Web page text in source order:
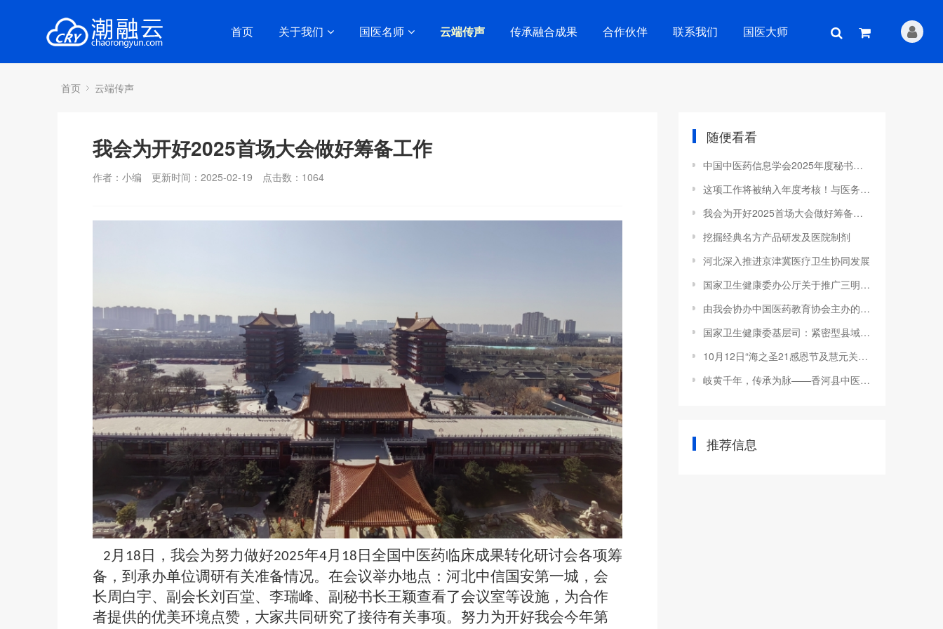
首页 关于我们 国医名师 云端传声 传承融合成果 合作伙伴 联系我们 国医大师
首页 云端传声
我会为开好2025首场大会做好筹备工作
作者：小编 更新时间：2025-02-19 点击数： 1064
2月 18 日，我会为努力做好2025年4月 18 日全国中医药临床成果转化研讨会各项筹
备，到承办单位调研有关准备情况。在会议举办地点：河北中信国安第一城，会
长周白宇、副会长刘百堂、李瑞峰、副秘书长王颖查看了会议室等设施，为合作
者提供的优美环境点赞，大家共同研究了接待有关事项。努力为开好我会今年第
随便看看
中国中医药信息学会2025年度秘书长工作会议在津成功举行
这项工作将被纳入年度考核！与医务人员安全有关...
我会为开好2025首场大会做好筹备工作
挖掘经典名方产品研发及医院制剂
河北深入推进京津冀医疗卫生协同发展
国家卫生健康委办公厅关于推广三明市分级诊疗和医疗联合体建设经验的通知
由我会协办中国医药教育协会主办的第四届中医药文化传承创新发展大会在沈阳隆重召开
国家卫生健康委基层司：紧密型县域医共体建设进入全面推进阶段
10月12日“海之圣21感恩节及慧元关爱心脑•平安过冬”公益活动启动仪式在青岛召开
岐黄千年，传承为脉——香河县中医医院举行国医大师张大宁中医学术传承工作室揭牌暨收徒仪式
推荐信息